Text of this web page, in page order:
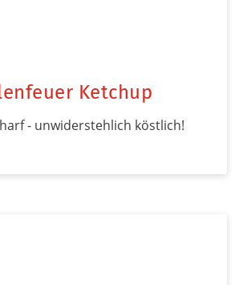
Ketchup
- unwiderstehlich köstlich!